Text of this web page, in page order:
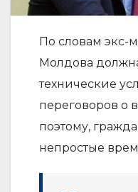
По словам экс-
Молдова
технические
переговоров о
поэтому,
непростые